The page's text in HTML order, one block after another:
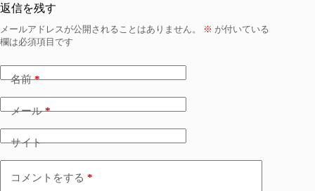
返信を残す
メールアドレスが公開されることはありません。 ※ が付いている
欄は必須項目です
名前*
メール*
サイト
コメントをする *